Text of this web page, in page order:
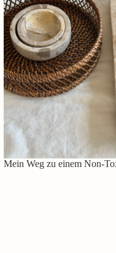
Mein Weg zu einem Non-